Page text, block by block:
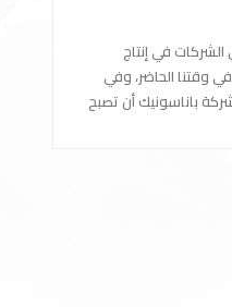
في إنتاج
وقتنا الحاضر، وفي
باناسونيك أن تصبح